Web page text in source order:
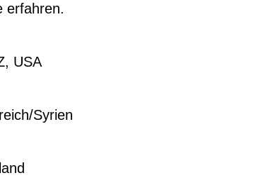
erfahren.
USA
Syrien